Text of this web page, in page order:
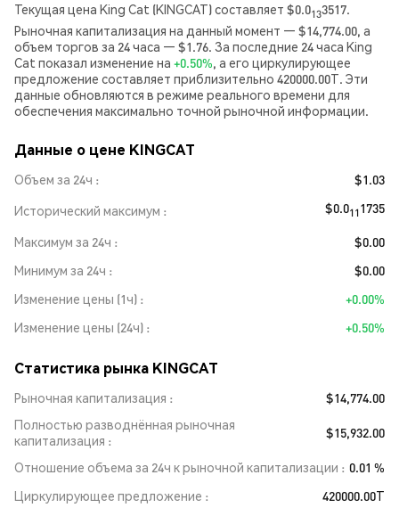
Текущая цена King Cat (KINGCAT) составляет $0.0133517.
Рыночная капитализация на данный момент — $14,774.00, а
объем торгов за 24 часа — $1.76. За последние 24 часа King
Cat показал изменение на +0.50%, а его циркулирующее
предложение составляет приблизительно 420000.00T. Эти
данные обновляются в режиме реального времени для
обеспечения максимально точной рыночной информации.
Данные о цене KINGCAT
Объем за 24ч
$1.03
Исторический максимум
$0.0111735
Максимум за 24ч
$0.00
Минимум за 24ч
$0.00
Изменение цены (1ч)
+0.00%
Изменение цены (24ч)
+0.50%
Статистика рынка KINGCAT
Рыночная капитализация
$14,774.00
Полностью разводнённая рыночная
капитализация
$15,932.00
Отношение объема за 24ч к рыночной капитализации
0.01 %
Циркулирующее предложение
420000.00T